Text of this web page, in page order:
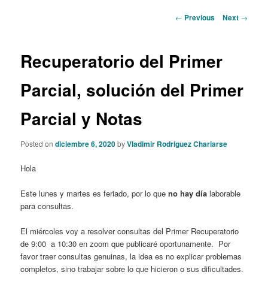
Post
← Previous Next →
Recuperatorio del Primer
Parcial, solución del Primer
Parcial y Notas
Posted ondiciembre 6, 2020byVladimir Rodriguez Chariarse
Hola
Este lunes y martes es feriado, por lo queno hay día laborable
para consultas.
El miércoles voy a resolver consultas del Primer Recuperatorio
de 9:00 a 10:30 en zoom que publicaré oportunamente. Por
favor traer consultas genuinas, la idea es no explicar problemas
completos, sino trabajar sobre lo que hicieron o sus dificultades.